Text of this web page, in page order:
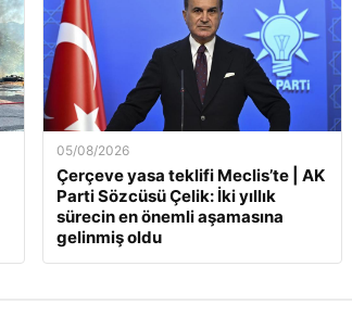
05/08/2026
Çerçeve yasa teklifi Meclis’te | AK
Parti Sözcüsü Çelik: İki yıllık
sürecin en önemli aşamasına
gelinmiş oldu